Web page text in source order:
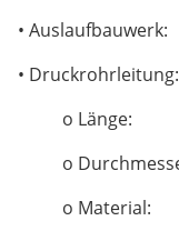
•
• Druckrohrleitung:
o
o
o